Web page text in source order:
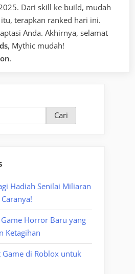
Dari skill ke build, mudah
terapkan ranked hari ini.
Anda. Akhirnya, selamat
, Mythic mudah!
.
Cari
Hadiah Senilai Miliaran
Horror Baru yang
Ketagihan
Game di Roblox untuk